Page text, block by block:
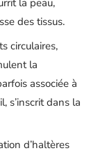
la peau,
des tissus.
circulaires,
la
associée à
s’inscrit dans la
d’haltères